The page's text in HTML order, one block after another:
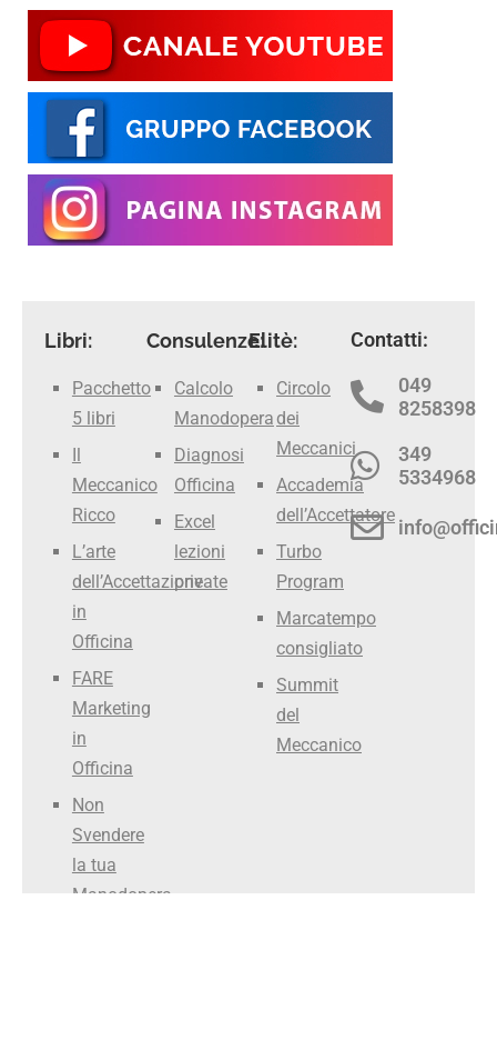
Libri:
Pacchetto
5 libri
Il
Meccanico
Ricco
L’arte
dell’Accettazione
in
Officina
FARE
Marketing
in
Officina
Non
Svendere
la tua
Manodopera
Consulenze:
Calcolo
Manodopera
Diagnosi
Officina
Excel
lezioni
private
Elitè:
Circolo
dei
Meccanici
Accademia
dell’Accettatore
Turbo
Program
Marcatempo
consigliato
Summit
del
Meccanico
Contatti:
049
8258398
349
5334968